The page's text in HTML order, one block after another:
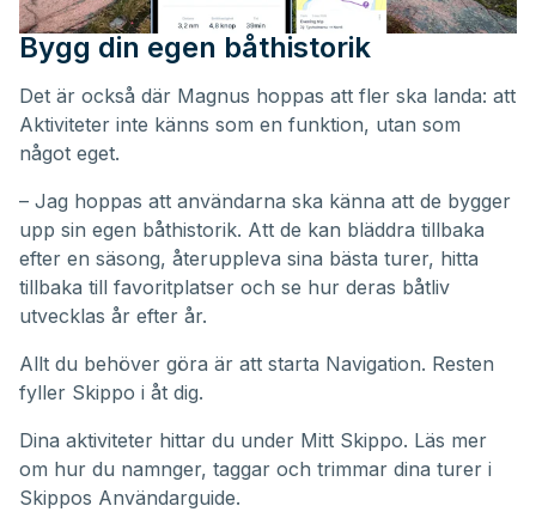
Bygg din egen båthistorik
Det är också där Magnus hoppas att fler ska landa: att
Aktiviteter inte känns som en funktion, utan som
något eget.
– Jag hoppas att användarna ska känna att de bygger
upp sin egen båthistorik. Att de kan bläddra tillbaka
efter en säsong, återuppleva sina bästa turer, hitta
tillbaka till favoritplatser och se hur deras båtliv
utvecklas år efter år.
Allt du behöver göra är att starta Navigation. Resten
fyller Skippo i åt dig.
Dina aktiviteter hittar du under Mitt Skippo. Läs mer
om hur du namnger, taggar och trimmar dina turer i
Skippos Användarguide.